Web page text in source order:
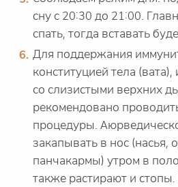
сну с 20:30 до 21:00.
спать, тогда вставать
Для поддержания
конституцией тела
со слизистыми верхних
рекомендовано
процедуры.
закапывать в нос (насья,
панчакармы) утром в
также растирают и